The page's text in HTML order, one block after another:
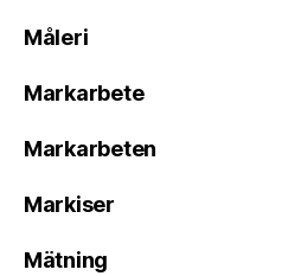
Måleri
Markarbete
Markarbeten
Markiser
Mätning